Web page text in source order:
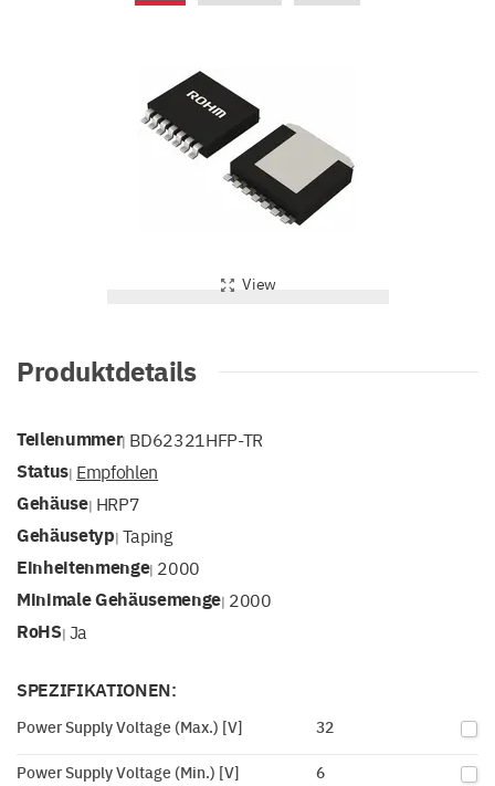
View
Produktdetails
Teilenummer| BD62321HFP-TR
Status| Empfohlen
Gehäuse| HRP7
Gehäusetyp| Taping
Einheitenmenge| 2000
Minimale Gehäusemenge| 2000
RoHS| Ja
SPEZIFIKATIONEN:
Power Supply Voltage (Max.) [V] 32
Power Supply Voltage (Min.) [V] 6